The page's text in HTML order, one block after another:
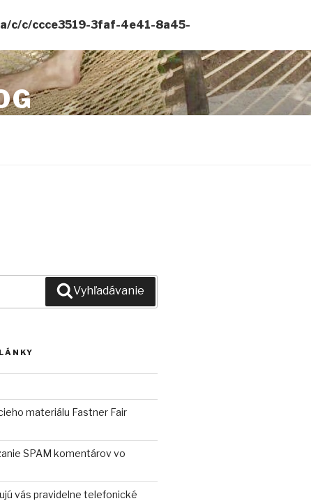
c/c/ccce3519-3faf-4e41-8a45-
Vyhľadávanie
materiálu Fastner Fair
SPAM komentárov vo
vás pravidelne telefonické